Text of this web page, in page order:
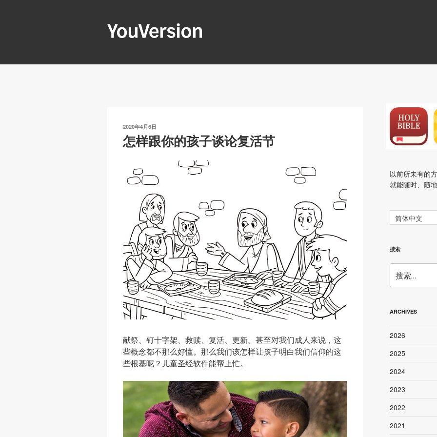
发
布
于
2020年4月6日
怎样跟你的孩子谈论复活节
献祭、钉十字架、救赎、复活、更新。甚至对我们成人来说，这
些概念都不那么好懂。那么我们该怎样让孩子明白我们信仰的这
些根基呢？儿童圣经软件能帮上忙。
以前所未有的
就能随时、随
简体中文
搜索
索：
ARCHIVES
2026
2025
2024
2023
2022
2021